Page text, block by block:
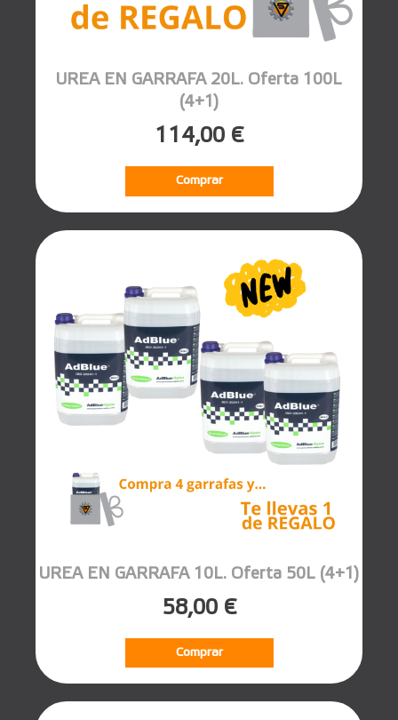
UREA EN GARRAFA 20L. Oferta 100L
(4+1)
114,00 €
Comprar
UREA EN GARRAFA 10L. Oferta 50L (4+1)
58,00 €
Comprar